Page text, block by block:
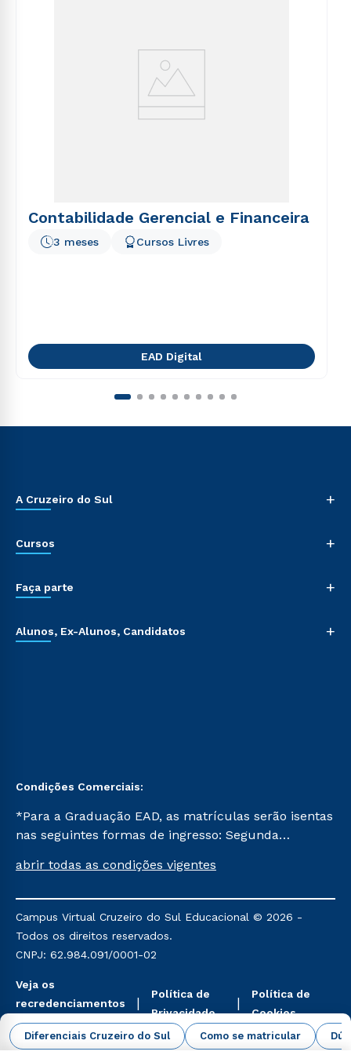
Diferenciais Cruzeiro do Sul Como se matricular
Contabilidade Gerencial e Financeira
3 meses Cursos Livres
EAD Digital
A Cruzeiro do Sul +
Cursos +
Faça parte +
Alunos, Ex-Alunos, Candidatos +
Condições Comerciais:
*Para a Graduação EAD, as matrículas serão isentas
nas seguintes formas de ingresso: Segunda
Já para as demais, a taxa de matrícula será de R$
mencionadas são referentes aos cursos: Ensino
Religioso, Geografia para a Docência e Metodologia
do Ensino de História: Questões Atuais.
abrir todas as condições vigentes
Campus Virtual Cruzeiro do Sul Educacional © 2026 -
Todos os direitos reservados.
CNPJ: 62.984.091/0001-02
Veja os
recredenciamentos
aqui
Política de
Privacidade
Política de
Cookies